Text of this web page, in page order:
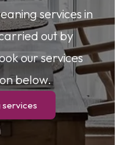
services in
out by
our services
below.
services